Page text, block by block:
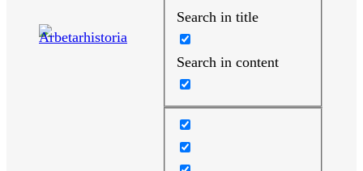
Search in title
Search in content